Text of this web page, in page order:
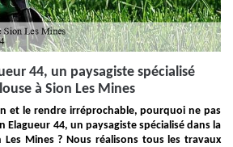
44, un paysagiste spécialisé
à Sion Les Mines
et le rendre irréprochable, pourquoi ne pas
Elagueur 44, un paysagiste spécialisé dans la
Mines ? Nous réalisons tous les travaux